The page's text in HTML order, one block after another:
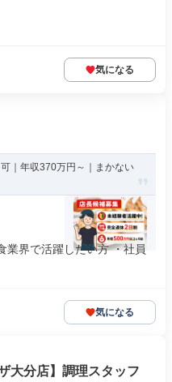
気になる
｜年収370万円～｜まかない
業界で活躍したい方 ・社員
気になる
大分店】調理スタッフ